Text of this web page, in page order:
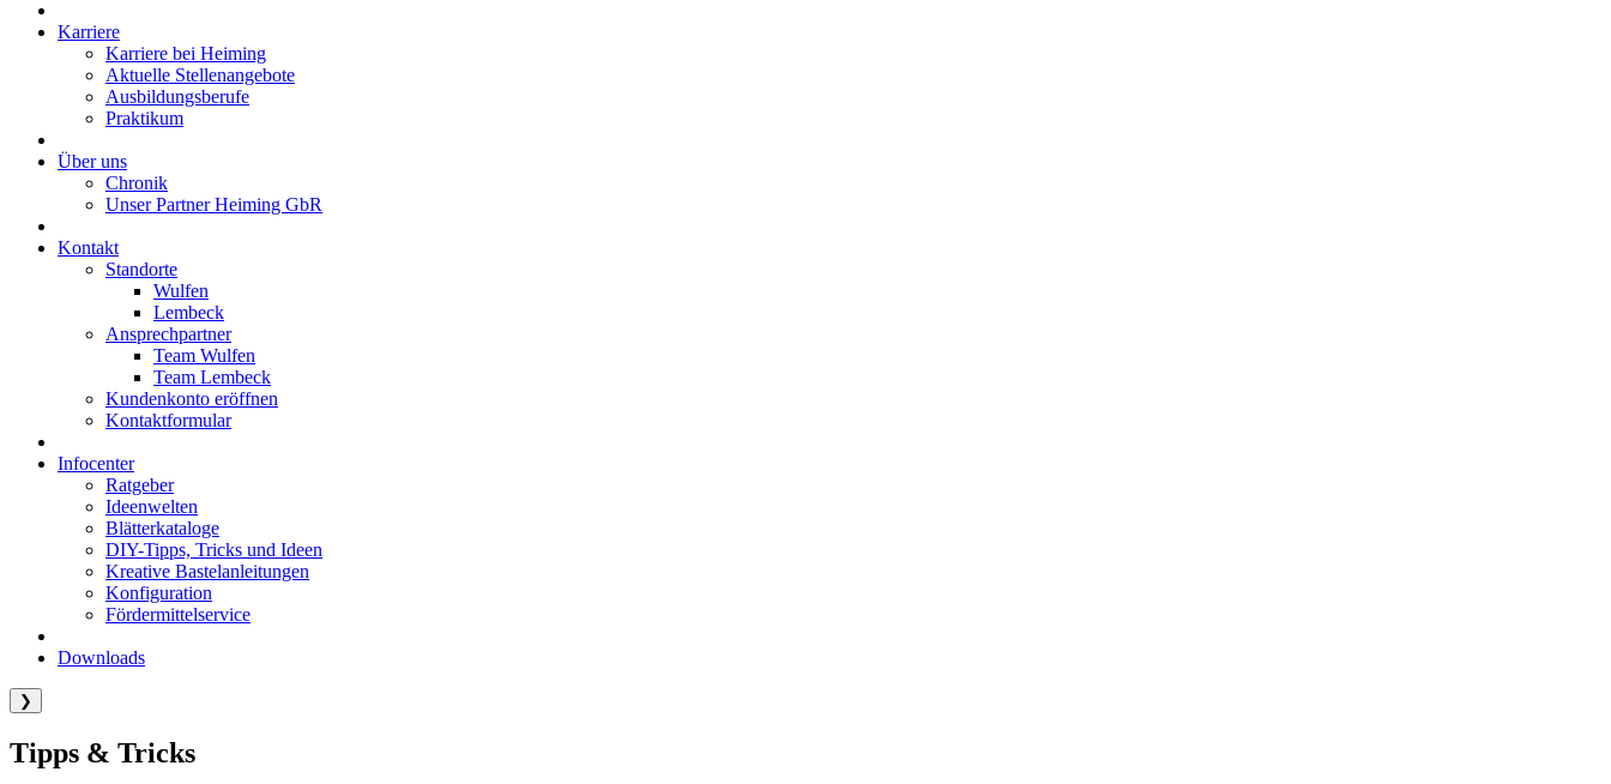
Karriere
Karriere bei Heiming
Aktuelle Stellenangebote
Ausbildungsberufe
Praktikum
Über uns
Chronik
Unser Partner Heiming GbR
Kontakt
Standorte
Wulfen
Lembeck
Ansprechpartner
Team Wulfen
Team Lembeck
Kundenkonto eröffnen
Kontaktformular
Infocenter
Ratgeber
Ideenwelten
Blätterkataloge
DIY-Tipps, Tricks und Ideen
Kreative Bastelanleitungen
Konfiguration
Fördermittelservice
Downloads
❯
Tipps & Tricks